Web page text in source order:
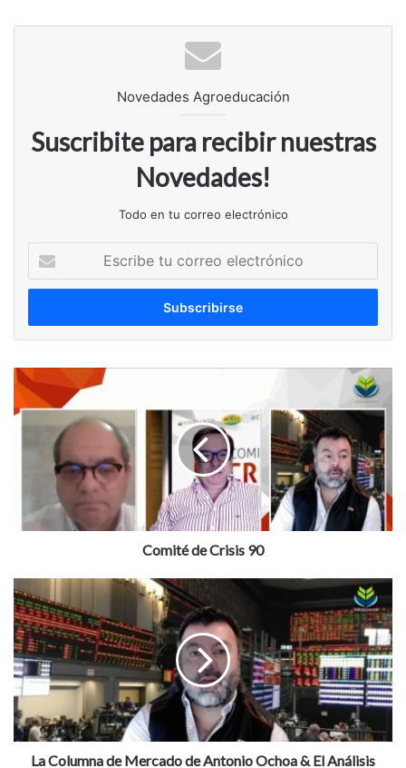
Novedades Agroeducación
Suscribite para recibir nuestras
Novedades!
Todo en tu correo electrónico
correo
Comité
de
Crisis
Comité de Crisis 90
La
Columna
de
Mercado
de
Antonio
Ochoa
&
El
Análisis
La Columna de Mercado de Antonio Ochoa & El Análisis